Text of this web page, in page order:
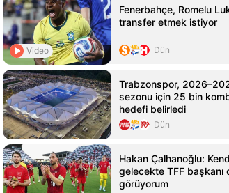
Video
Fenerbahçe, Romelu
transfer etmek istiyor
Dün
Trabzonspor,
sezonu için 25 bin
hedefi belirledi
Dün
Hakan Çalhanoğlu:
gelecekte TFF başkanı
görüyorum